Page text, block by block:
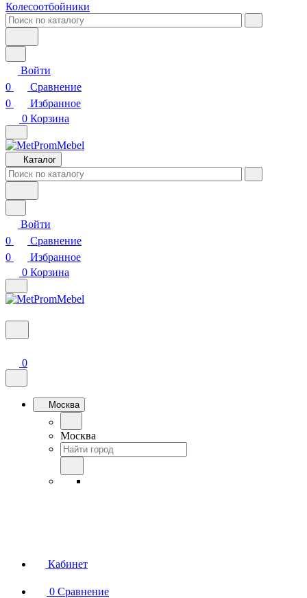
Колесоотбойники
Войти
0
Сравнение
0
Избранное
0 Корзина
Каталог
Войти
0
Сравнение
0
Избранное
0 Корзина
0
Москва
Москва
Кабинет
0 Сравнение